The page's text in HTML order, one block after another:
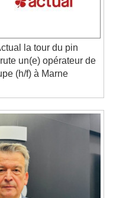
Forward
live
la tour du pin
un(e) opérateur de